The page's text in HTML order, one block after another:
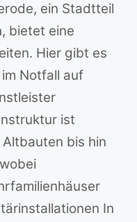
ein Stadtteil
bietet eine
Hier gibt es
Notfall auf
ist
bis hin
In